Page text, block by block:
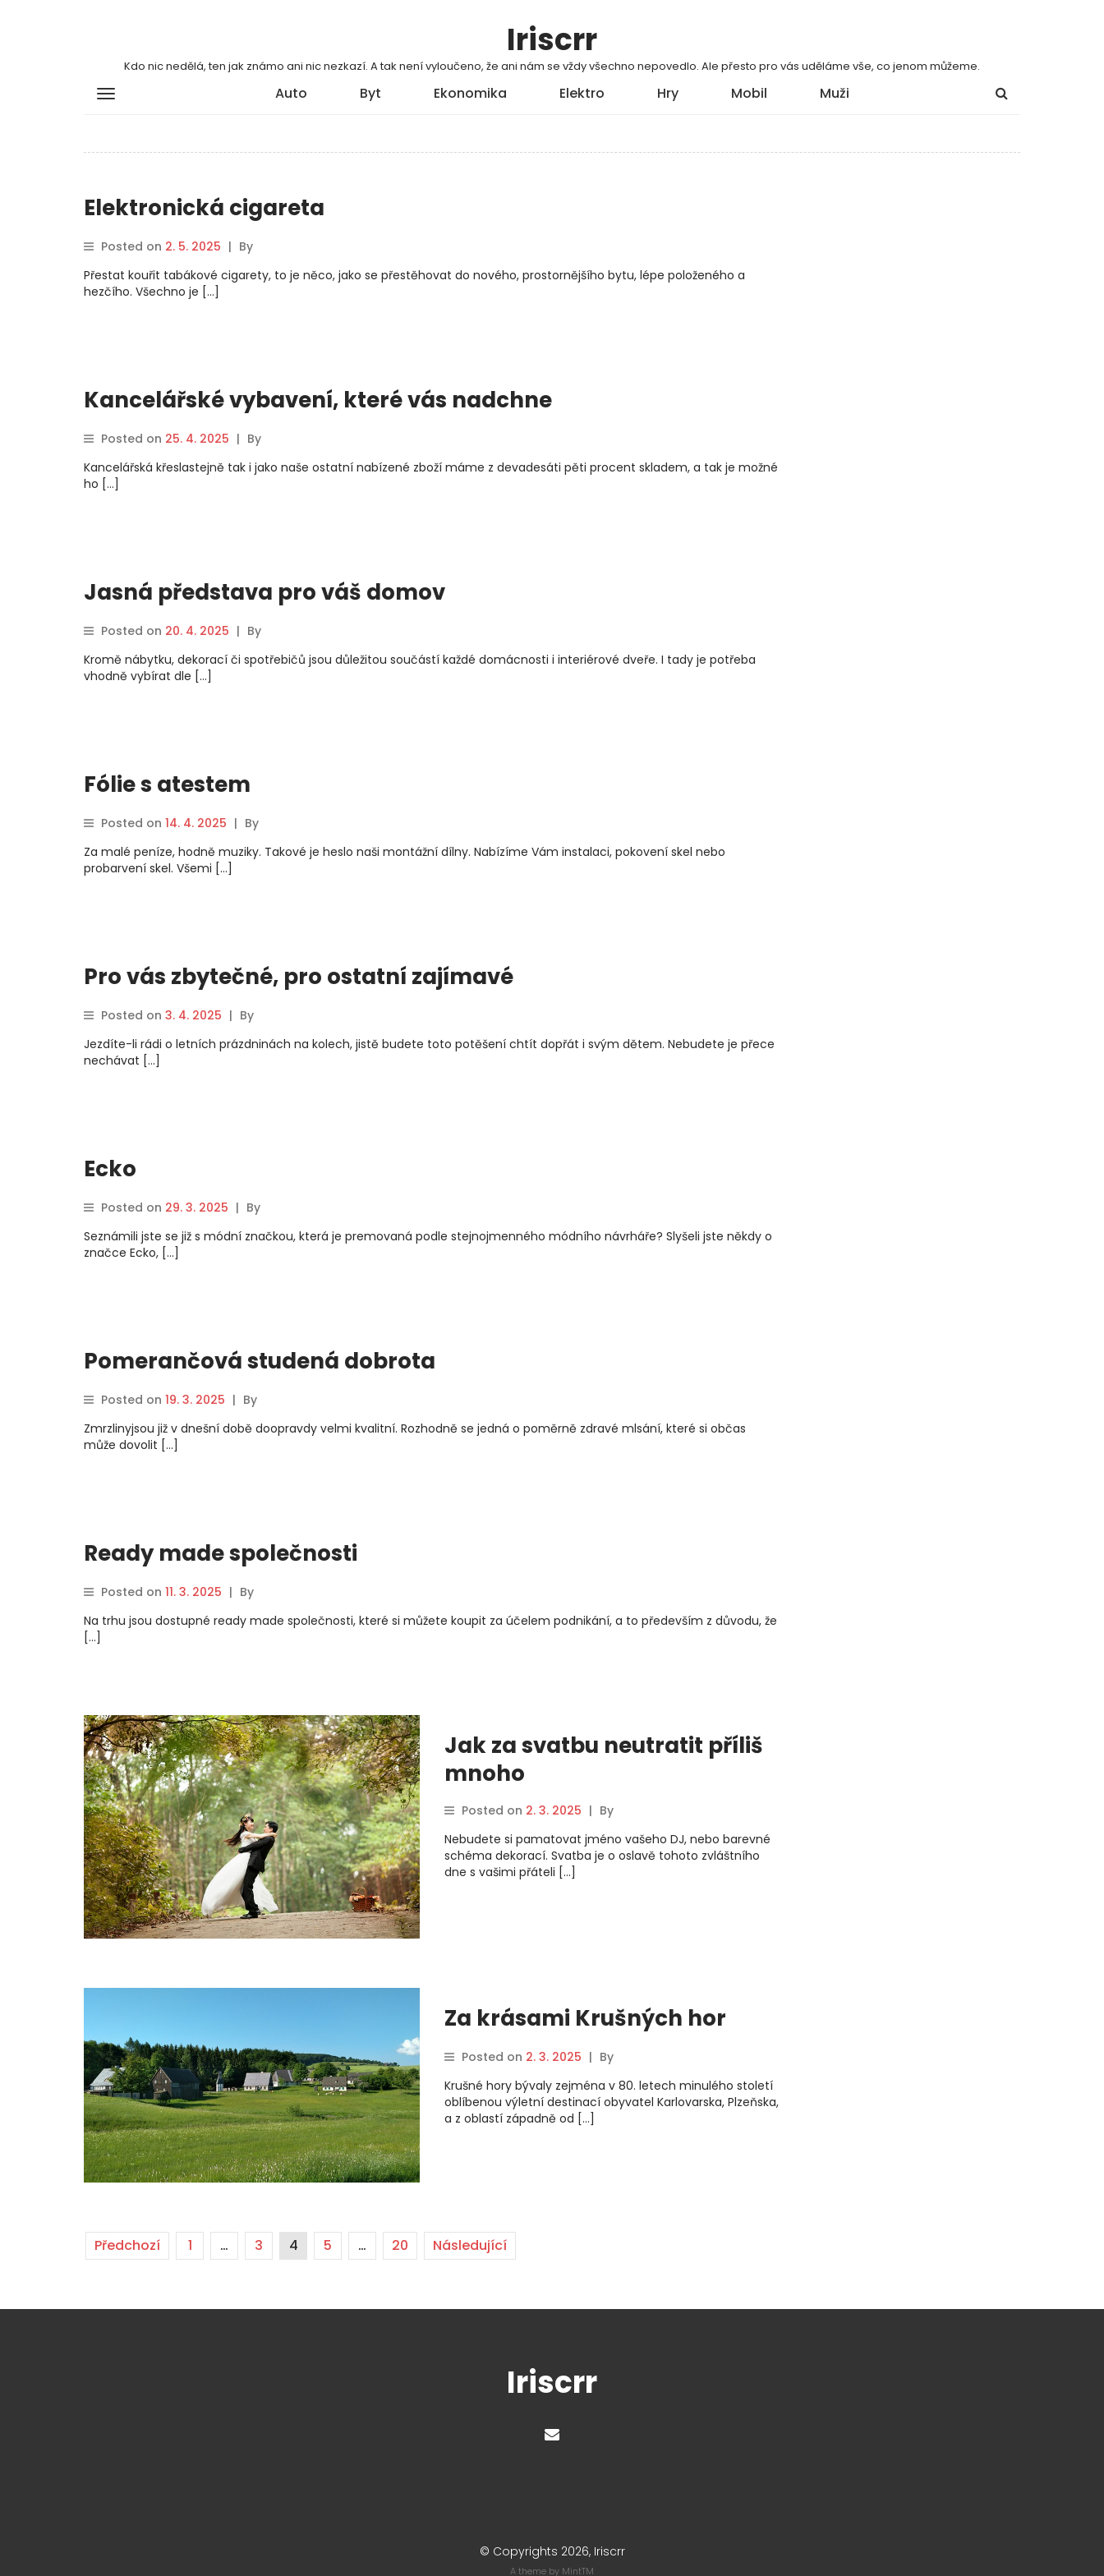
Iriscrr
Kdo nic nedělá, ten jak známo ani nic nezkazí. A tak není vyloučeno, že ani nám se vždy všechno nepovedlo. Ale přesto pro vás uděláme vše, co jenom můžeme.
Auto Byt Ekonomika Elektro Hry Mobil Muži
Elektronická cigareta
Posted on 2. 5. 2025 | By
Přestat kouřit tabákové cigarety, to je něco, jako se přestěhovat do nového, prostornějšího bytu, lépe položeného a
hezčího. Všechno je […]
Kancelářské vybavení, které vás nadchne
Posted on 25. 4. 2025 | By
Kancelářská křeslastejně tak i jako naše ostatní nabízené zboží máme z devadesáti pěti procent skladem, a tak je možné
ho […]
Jasná představa pro váš domov
Posted on 20. 4. 2025 | By
Kromě nábytku, dekorací či spotřebičů jsou důležitou součástí každé domácnosti i interiérové dveře. I tady je potřeba
vhodně vybírat dle […]
Fólie s atestem
Posted on 14. 4. 2025 | By
Za malé peníze, hodně muziky. Takové je heslo naši montážní dílny. Nabízíme Vám instalaci, pokovení skel nebo
probarvení skel. Všemi […]
Pro vás zbytečné, pro ostatní zajímavé
Posted on 3. 4. 2025 | By
Jezdíte-li rádi o letních prázdninách na kolech, jistě budete toto potěšení chtít dopřát i svým dětem. Nebudete je přece
nechávat […]
Ecko
Posted on 29. 3. 2025 | By
Seznámili jste se již s módní značkou, která je premovaná podle stejnojmenného módního návrháře? Slyšeli jste někdy o
značce Ecko, […]
Pomerančová studená dobrota
Posted on 19. 3. 2025 | By
Zmrzlinyjsou již v dnešní době doopravdy velmi kvalitní. Rozhodně se jedná o poměrně zdravé mlsání, které si občas
může dovolit […]
Ready made společnosti
Posted on 11. 3. 2025 | By
Na trhu jsou dostupné ready made společnosti, které si můžete koupit za účelem podnikání, a to především z důvodu, že
[…]
Jak za svatbu neutratit příliš
mnoho
Posted on 2. 3. 2025 | By
Nebudete si pamatovat jméno vašeho DJ, nebo barevné
schéma dekorací. Svatba je o oslavě tohoto zvláštního
dne s vašimi přáteli […]
Za krásami Krušných hor
Posted on 2. 3. 2025 | By
Krušné hory bývaly zejména v 80. letech minulého století
oblíbenou výletní destinací obyvatel Karlovarska, Plzeňska,
a z oblastí západně od […]
Předchozí 1 … 3 4 5 … 20 Následující
Iriscrr
© Copyrights 2026, Iriscrr
A theme by MintTM